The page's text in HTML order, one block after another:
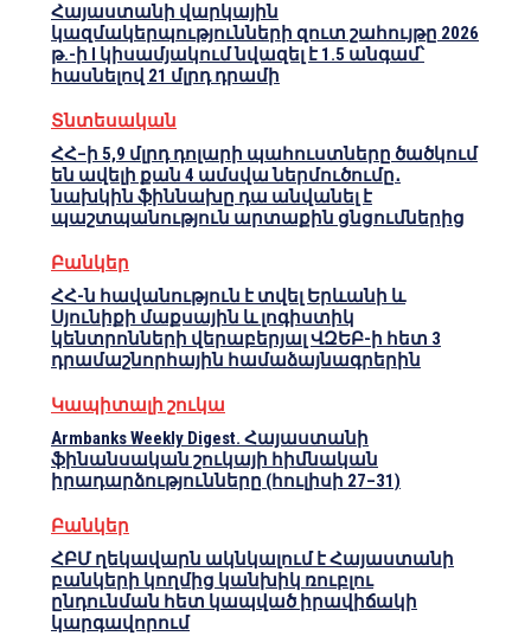
Հայաստանի վարկային
կազմակերպությունների զուտ շահույթը 2026
թ.-ի I կիսամյակում նվազել է 1.5 անգամ՝
հասնելով 21 մլրդ դրամի
Տնտեսական
ՀՀ–ի 5,9 մլրդ դոլարի պահուստները ծածկում
են ավելի քան 4 ամսվա ներմուծումը․
նախկին ֆիննախը դա անվանել է
պաշտպանություն արտաքին ցնցումներից
Բանկեր
ՀՀ-ն հավանություն է տվել Երևանի և
Սյունիքի մաքսային և լոգիստիկ
կենտրոնների վերաբերյալ ՎԶԵԲ-ի հետ 3
դրամաշնորհային համաձայնագրերին
Կապիտալի շուկա
Armbanks Weekly Digest. Հայաստանի
ֆինանսական շուկայի հիմնական
իրադարձությունները (հուլիսի 27–31)
Բանկեր
ՀԲՄ ղեկավարն ակնկալում է Հայաստանի
բանկերի կողմից կանխիկ ռուբլու
ընդունման հետ կապված իրավիճակի
կարգավորում